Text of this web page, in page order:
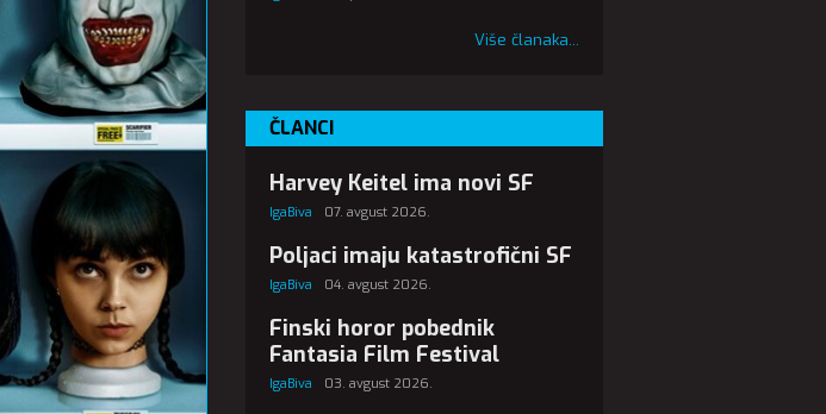
Više članaka...
ČLANCI
Harvey Keitel ima novi SF
IgaBiva 07. avgust 2026.
Poljaci imaju katastrofični SF
IgaBiva 04. avgust 2026.
Finski horor pobednik
Fantasia Film Festival
IgaBiva 03. avgust 2026.